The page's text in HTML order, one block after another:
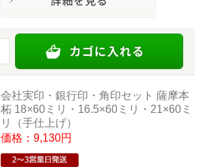
会社実印・銀行印・角印セット 薩摩本
柘 18×60ミリ・16.5×60ミリ・21×60ミ
リ（手仕上げ）
価格：9,130円